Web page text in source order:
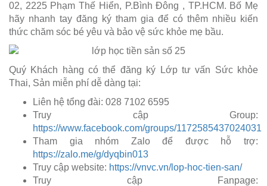
02, 2225 Phạm Thế Hiển, P.Bình Đông , TP.HCM. Bố Mẹ
hãy nhanh tay đăng ký tham gia để có thêm nhiều kiến
thức chăm sóc bé yêu và bảo vệ sức khỏe mẹ bầu.
Quý Khách hàng có thể đăng ký Lớp tư vấn Sức khỏe
Thai, Sản miễn phí dễ dàng tại:
Liên hệ tổng đài: 028 7102 6595
Truy cập Group:
https://www.facebook.com/groups/1172585437024031
Tham gia nhóm Zalo để được hỗ trợ:
https://zalo.me/g/dyqbin013
Truy cập website: https://vnvc.vn/lop-hoc-tien-san/
Truy cập Fanpage: